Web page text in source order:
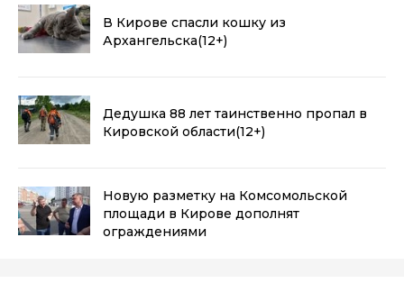
В Кирове спасли кошку из
Архангельска(12+)
Дедушка 88 лет таинственно пропал в
Кировской области(12+)
Новую разметку на Комсомольской
площади в Кирове дополнят
ограждениями